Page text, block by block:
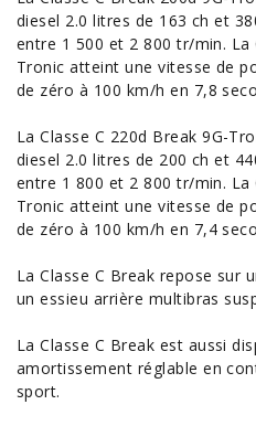
diesel 2.0 litres de 163 ch et
entre 1 500 et 2 800 tr/min. La
Tronic atteint une vitesse de
de zéro à 100 km/h en 7,8
La Classe C 220d Break 9G-
diesel 2.0 litres de 200 ch et
entre 1 800 et 2 800 tr/min. La
Tronic atteint une vitesse de
de zéro à 100 km/h en 7,4
La Classe C Break repose sur
un essieu arrière multibras
La Classe C Break est aussi
amortissement réglable en
sport.